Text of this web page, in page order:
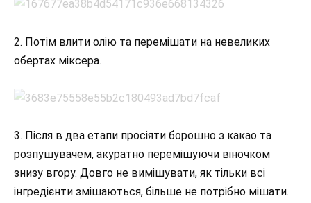
2. Потім влити олію та перемішати на невеликих
обертах міксера.
3. Після в два етапи просіяти борошно з какао та
розпушувачем, акуратно перемішуючи віночком
знизу вгору. Довго не вимішувати, як тільки всі
інгредієнти змішаються, більше не потрібно мішати.